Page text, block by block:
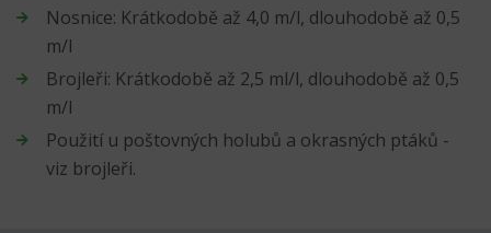
Nosnice: Krátkodobě až 4,0 m/l, dlouhodobě až 0,5
m/l
Brojleři: Krátkodobě až 2,5 ml/l, dlouhodobě až 0,5
m/l
Použití u poštovných holubů a okrasných ptáků -
viz brojleři.